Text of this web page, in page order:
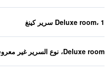
Deluxe room، 1 سرير كينغ
Deluxe room، نوع السرير غير معروف